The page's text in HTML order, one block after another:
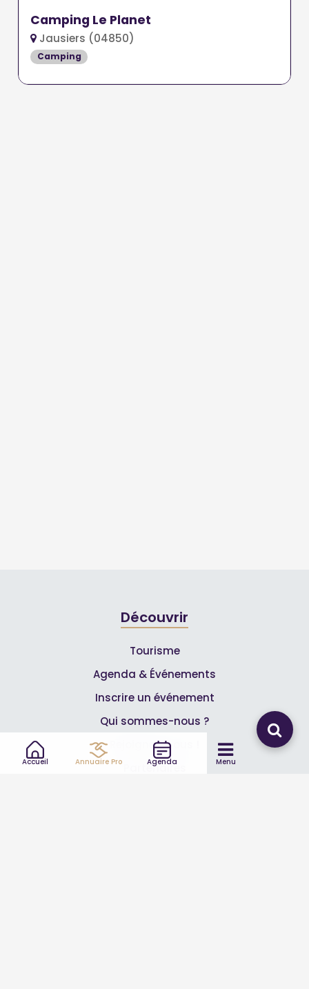
Accueil Annuaire Pro Agenda Menu
Camping Le Planet
Jausiers (04850)
Camping
Découvrir
Tourisme
Agenda & Événements
Inscrire un événement
Qui sommes-nous ?
Rejoignez-nous !
Partenaires